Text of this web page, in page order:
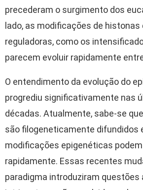
precederam o surgimento dos
lado, as modificações de histonas
reguladoras, como os
parecem evoluir rapidamente
O entendimento da evolução do
progrediu significativamente nas
décadas. Atualmente, sabe-se
são filogeneticamente difundidos
modificações epigenéticas
rapidamente. Essas recentes
paradigma introduziram questões